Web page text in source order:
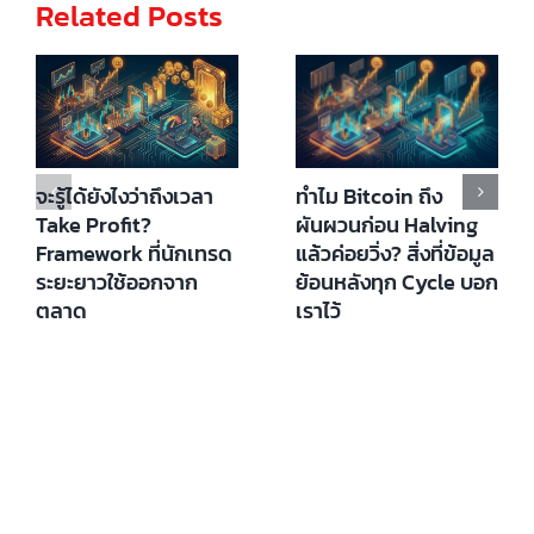
Related Posts
จะรู้ได้ยังไงว่าถึงเวลา
Take Profit?
Framework ที่นักเทรด
ระยะยาวใช้ออกจาก
ตลาด
ทำไม Bitcoin ถึง
ผันผวนก่อน Halving
แล้วค่อยวิ่ง? สิ่งที่ข้อมูล
ย้อนหลังทุก Cycle บอก
เราไว้